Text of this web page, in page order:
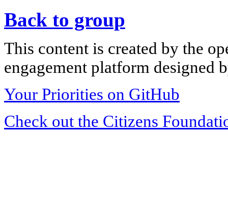
Back to group
This content is created by the
engagement platform designed
Your Priorities on GitHub
Check out the Citizens